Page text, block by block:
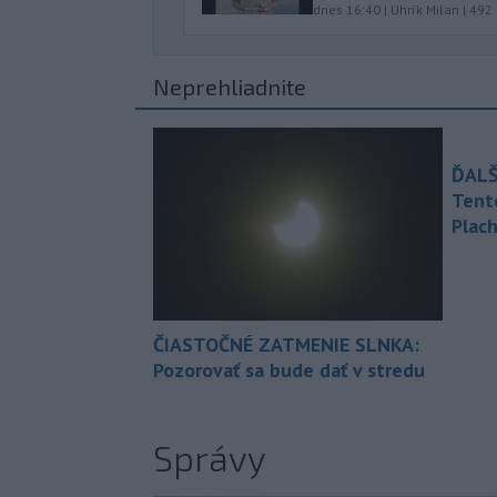
dnes 16:40 | Uhrík Milan | 492
Neprehliadnite
ČIASTOČNÉ ZATMENIE SLNKA:
Pozorovať sa bude dať v stredu
Správy